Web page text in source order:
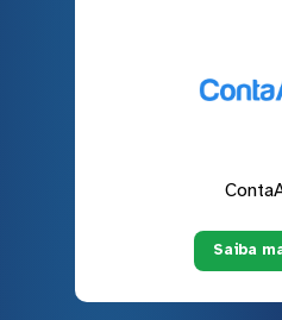
Saiba